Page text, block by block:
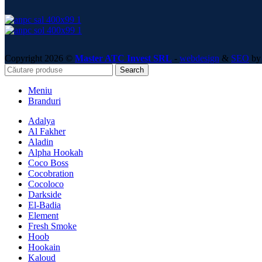
Copyright 2026 © Master ATC Invest SRL - webdesign & SEO by
Search
Meniu
Branduri
Adalya
Al Fakher
Aladin
Alpha Hookah
Coco Boss
Cocobration
Cocoloco
Darkside
El-Badia
Element
Fresh Smoke
Hoob
Hookain
Kaloud